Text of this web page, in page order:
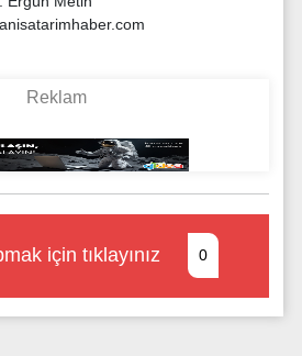
için tıklayınız 0